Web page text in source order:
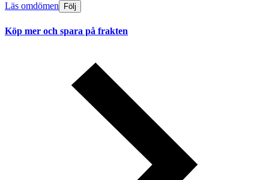
Läs omdömen Följ
Köp mer och spara på frakten